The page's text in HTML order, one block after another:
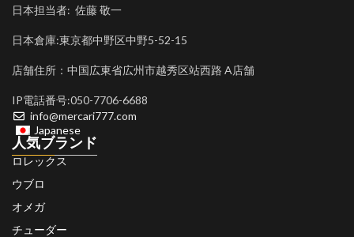
日本担当者: 佐藤 敬一
日本倉庫:東京都中野区中野5-52-15
店舗住所：中国広東省広州市越秀区站西路 A店舗
IP電話番号:050-7706-6688
info@mercari777.com
Japanese
人気ブランド
ロレックス
ウブロ
オメガ
チューダー